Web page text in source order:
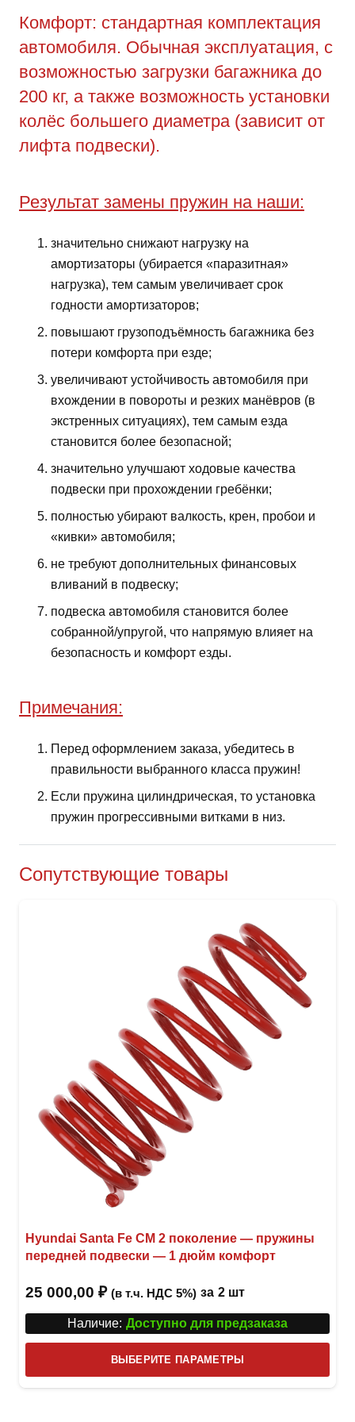
Комфорт: стандартная комплектация
автомобиля. Обычная эксплуатация, с
возможностью загрузки багажника до
200 кг, а также возможность установки
колёс большего диаметра (зависит от
лифта подвески).
Результат замены пружин на наши:
значительно снижают нагрузку на
амортизаторы (убирается «паразитная»
нагрузка), тем самым увеличивает срок
годности амортизаторов;
повышают грузоподъёмность багажника без
потери комфорта при езде;
увеличивают устойчивость автомобиля при
вхождении в повороты и резких манёвров (в
экстренных ситуациях), тем самым езда
становится более безопасной;
значительно улучшают ходовые качества
подвески при прохождении гребёнки;
полностью убирают валкость, крен, пробои и
«кивки» автомобиля;
не требуют дополнительных финансовых
вливаний в подвеску;
подвеска автомобиля становится более
собранной/упругой, что напрямую влияет на
безопасность и комфорт езды.
Примечания:
Перед оформлением заказа, убедитесь в
правильности выбранного класса пружин!
Если пружина цилиндрическая, то установка
пружин прогрессивными витками в низ.
Сопутствующие товары
Hyundai Santa Fe CM 2 поколение — пружины
передней подвески — 1 дюйм комфорт
25 000,00 ₽ (в т.ч. НДС 5%) за 2 шт
Наличие: Доступно для предзаказа
ВЫБЕРИТЕ ПАРАМЕТРЫ
товар